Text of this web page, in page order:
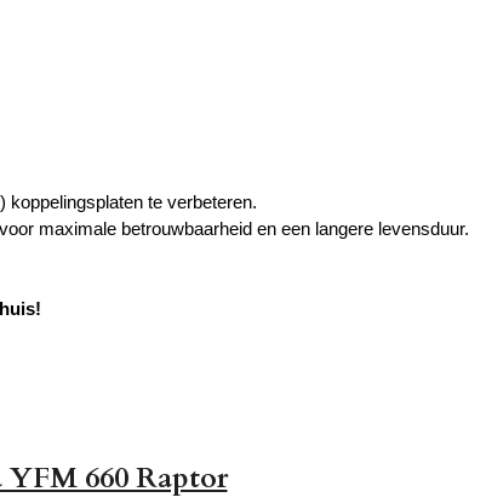
te verbeteren.
maximale betrouwbaarheid en een langere levensduur.
660 Raptor